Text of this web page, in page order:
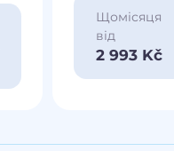
Щомісяця
від
2 993 Kč